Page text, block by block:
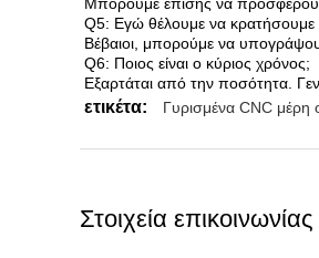
Q5: Εγώ θέλουμε να
Βέβαιοι, μπορούμε να
Q6: Ποιος είναι ο κύριος χρόνος;
Εξαρτάται από την ποσότητα.
ετικέτα: Γυρισμένα CNC μέρη
Στοιχεία επικοινωνίας